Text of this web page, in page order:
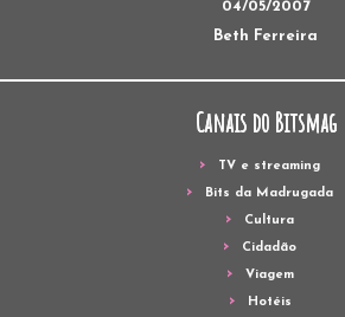
04/05/2007
Beth Ferreira
Canais do Bitsmag
TV e streaming
Bits da Madrugada
Cultura
Cidadão
Viagem
Hotéis